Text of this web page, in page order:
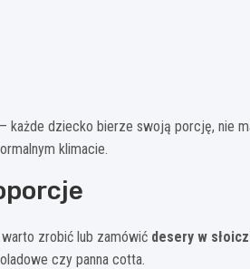
dziecko bierze swoją porcję, nie
klimacie.
zrobić lub zamówić desery w
czy panna cotta.